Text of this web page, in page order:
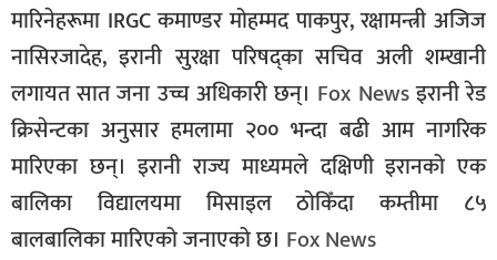
मारिनेहरूमा IRGC कमाण्डर मोहम्मद पाकपुर, रक्षामन्त्री अजिज
नासिरजादेह, इरानी सुरक्षा परिषद्का सचिव अली शम्खानी
लगायत सात जना उच्च अधिकारी छन्। Fox Newsइरानी रेड
क्रिसेन्टका अनुसार हमलामा २०० भन्दा बढी आम नागरिक
मारिएका छन्। इरानी राज्य माध्यमले दक्षिणी इरानको एक
बालिका विद्यालयमा मिसाइल ठोकिँदा कम्तीमा ८५
बालबालिका मारिएको जनाएको छ। Fox News